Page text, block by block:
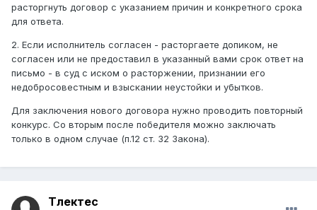
расторгнуть договор с указанием причин и конкретного срока
для ответа.
2. Если исполнитель согласен - расторгаете допиком, не
согласен или не предоставил в указанный вами срок ответ на
письмо - в суд с иском о расторжении, признании его
недобросовестным и взыскании неустойки и убытков.
Для заключения нового договора нужно проводить повторный
конкурс. Со вторым после победителя можно заключать
только в одном случае (п.12 ст. 32 Закона).
Тлектес